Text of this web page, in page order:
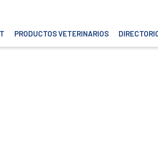
PRODUCTOS VETERINARIOS